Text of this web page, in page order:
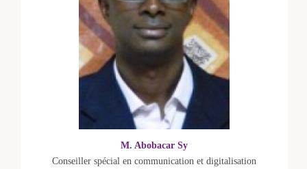
M. Abobacar Sy
Conseiller spécial en communication et digitalisation